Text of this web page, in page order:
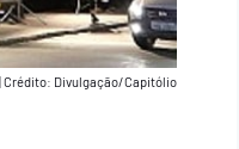
|Crédito: Divulgação/Capitólio